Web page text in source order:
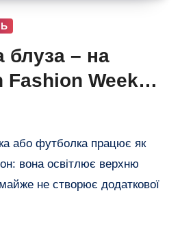
блуза – на
Fashion Week
цього літа
або футболка працює як
вона освітлює верхню
не створює додаткової